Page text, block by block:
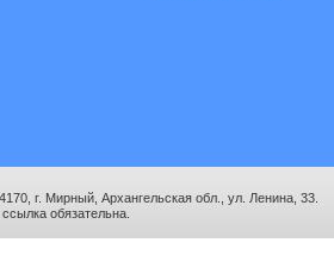
г. Мирный, Архангельская обл., ул. Ленина, 33.
обязательна.